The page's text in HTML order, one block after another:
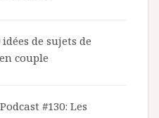
idées de sujets de
couple
Podcast #130: Les